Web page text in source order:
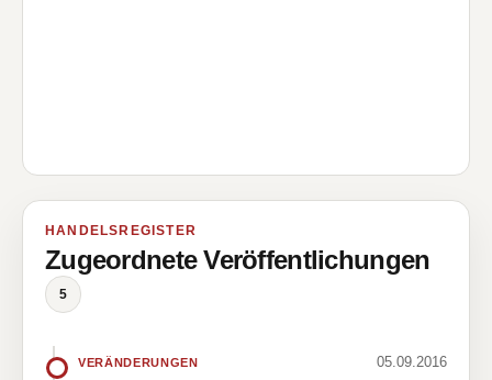
HANDELSREGISTER
Zugeordnete Veröffentlichungen
5
VERÄNDERUNGEN 05.09.2016